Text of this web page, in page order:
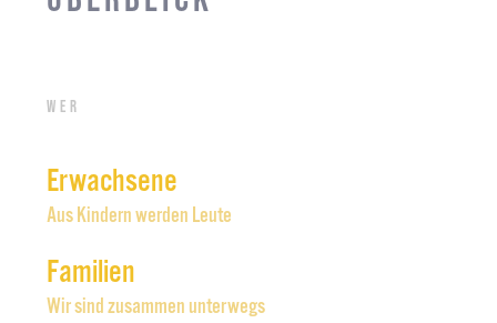
Wer
Erwachsene
Aus Kindern werden Leute
Familien
Wir sind zusammen unterwegs